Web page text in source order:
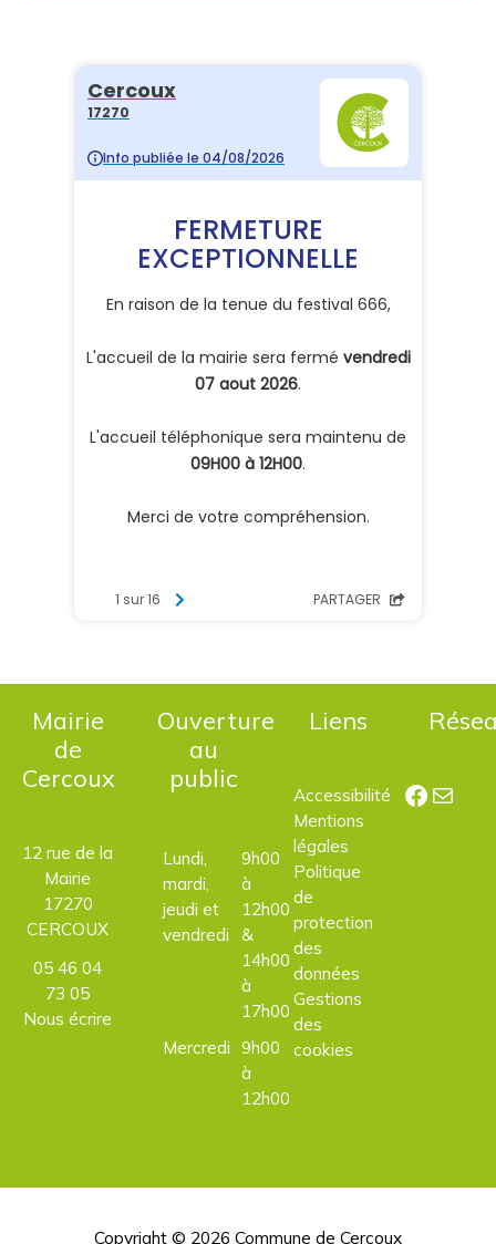
Mairie
de
Cercoux
12 rue de la
Mairie
17270
CERCOUX
05 46 04
73 05
Nous écrire
Ouverture
au
public
Lundi,
mardi,
jeudi et
vendredi
9h00
à
12h00
&
14h00
à
17h00
Mercredi 9h00
à
12h00
Liens
Accessibilité
Mentions
légales
Politique
de
protection
des
données
Gestions
des
cookies
E-mail
Copyright © 2026 Commune de Cercoux